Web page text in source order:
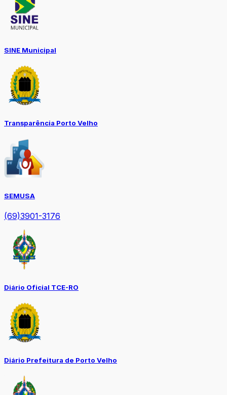
SINE Municipal
Transparência Porto Velho
SEMUSA
(69)3901-3176
Diário Oficial TCE-RO
Diário Prefeitura de Porto Velho